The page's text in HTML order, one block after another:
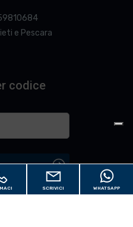
e Pescara
codice
SCRIVICI WHATSAPP